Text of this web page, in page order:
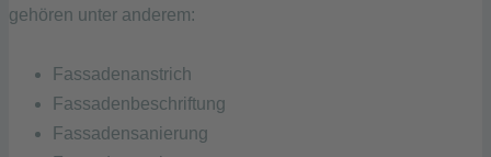
gehören unter anderem:
Fassadenanstrich
Fassadenbeschriftung
Fassadensanierung